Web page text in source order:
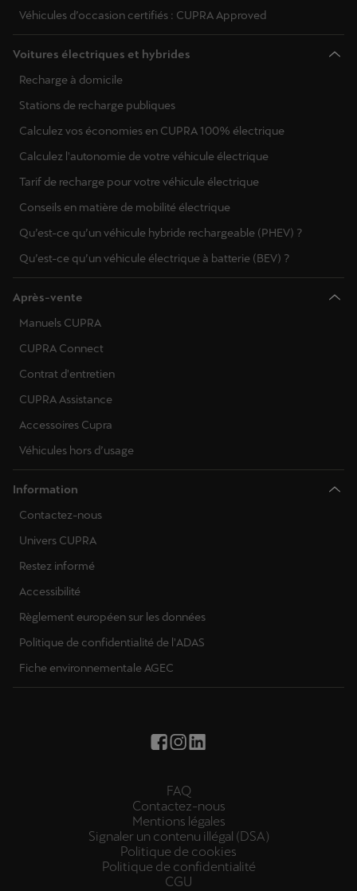
Véhicules d’occasion certifiés : CUPRA Approved
Voitures électriques et hybrides
Recharge à domicile
Stations de recharge publiques
Calculez vos économies en CUPRA 100% électrique
Calculez l'autonomie de votre véhicule électrique
Tarif de recharge pour votre véhicule électrique
Conseils en matière de mobilité électrique
Qu’est-ce qu’un véhicule hybride rechargeable (PHEV) ?
Qu’est-ce qu’un véhicule électrique à batterie (BEV) ?
Après-vente
Manuels CUPRA
CUPRA Connect
Contrat d'entretien
CUPRA Assistance
Accessoires Cupra
Véhicules hors d’usage
Information
Contactez-nous
Univers CUPRA
Restez informé
Accessibilité
Règlement européen sur les données
Politique de confidentialité de l'ADAS
Fiche environnementale AGEC
FAQ
Contactez-nous
Mentions légales
Signaler un contenu illégal (DSA)
Politique de cookies
Politique de confidentialité
CGU